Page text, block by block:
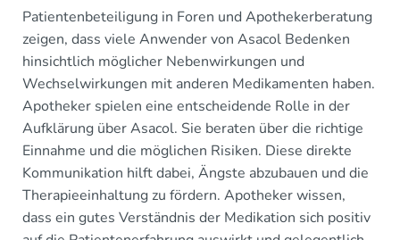
Patientenbeteiligung in Foren und Apothekerberatung
zeigen, dass viele Anwender von Asacol Bedenken
hinsichtlich möglicher Nebenwirkungen und
Wechselwirkungen mit anderen Medikamenten haben.
Apotheker spielen eine entscheidende Rolle in der
Aufklärung über Asacol. Sie beraten über die richtige
Einnahme und die möglichen Risiken. Diese direkte
Kommunikation hilft dabei, Ängste abzubauen und die
Therapieeinhaltung zu fördern. Apotheker wissen,
dass ein gutes Verständnis der Medikation sich positiv